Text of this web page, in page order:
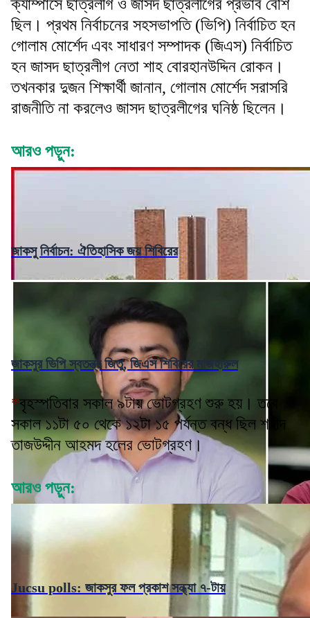
ক্যাম্পাসে ছাত্রলীগ ও জাসদ ছাত্রলীগের প্রভাব বেশি
ছিল। প্রথম নির্বাচনের সহসভাপতি (ভিপি) নির্বাচিত হন
গোলাম মোর্শেদ এবং সাধারণ সম্পাদক (জিএস) নির্বাচিত
হন জাসদ ছাত্রলীগ নেতা শাহ বোরহানউদ্দিন রোকন।
তখনকার দুজন শিক্ষার্থী জানান, গোলাম মোর্শেদ সরাসরি
রাজনীতি না করলেও জাসদ ছাত্রলীগের ঘনিষ্ঠ ছিলেন।
আরও পড়ুন:
জাকসু নির্বাচন: ঐতিহাসিক জয় শিবিরের
জাকসুর ভিপি স্বতন্ত্র জিতু, জিএস শিবিরের মাজহারুল
*বৃহস্পতিবার সকাল ৯টায় ভোটগ্রহণ শুরু হয়। তবে
সকাল ১১টা ৫০ থেকে ১২টা ১৫ পর্যন্ত বন্ধ ছিল শহীদ
তাজউদ্দীন আহমদ হলের ভোটগ্রহণ।
আরও পড়ুন:
Jucsu polls: জাকসুর ফল প্রকাশ সন্ধ্যা ৭-টায়